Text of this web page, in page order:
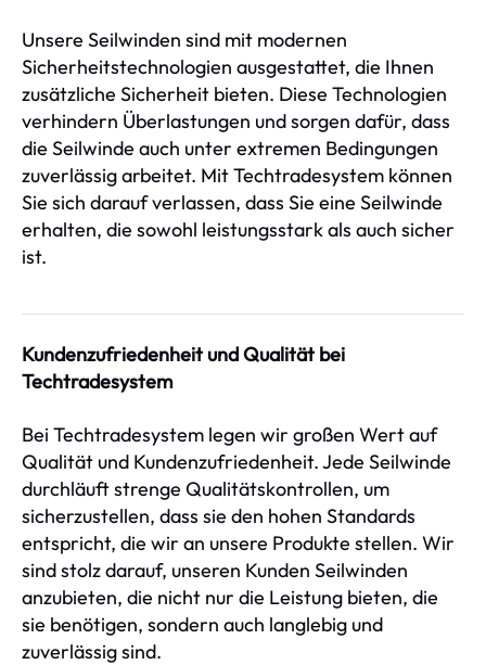
Unsere Seilwinden sind mit modernen
Sicherheitstechnologien ausgestattet, die Ihnen
zusätzliche Sicherheit bieten. Diese Technologien
verhindern Überlastungen und sorgen dafür, dass
die Seilwinde auch unter extremen Bedingungen
zuverlässig arbeitet. Mit Techtradesystem können
Sie sich darauf verlassen, dass Sie eine Seilwinde
erhalten, die sowohl leistungsstark als auch sicher
ist.
Kundenzufriedenheit und Qualität bei
Techtradesystem
Bei Techtradesystem legen wir großen Wert auf
Qualität und Kundenzufriedenheit. Jede Seilwinde
durchläuft strenge Qualitätskontrollen, um
sicherzustellen, dass sie den hohen Standards
entspricht, die wir an unsere Produkte stellen. Wir
sind stolz darauf, unseren Kunden Seilwinden
anzubieten, die nicht nur die Leistung bieten, die
sie benötigen, sondern auch langlebig und
zuverlässig sind.